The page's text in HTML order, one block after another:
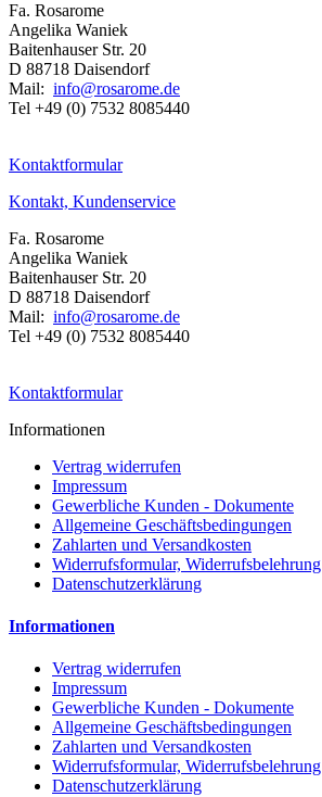
Fa. Rosarome
Angelika Waniek
Baitenhauser Str. 20
D 88718 Daisendorf
Mail: info@rosarome.de
Tel +49 (0) 7532 8085440
Kontaktformular
Kontakt, Kundenservice
Fa. Rosarome
Angelika Waniek
Baitenhauser Str. 20
D 88718 Daisendorf
Mail: info@rosarome.de
Tel +49 (0) 7532 8085440
Kontaktformular
Informationen
Vertrag widerrufen
Impressum
Gewerbliche Kunden - Dokumente
Allgemeine Geschäftsbedingungen
Zahlarten und Versandkosten
Widerrufsformular, Widerrufsbelehrung
Datenschutzerklärung
Informationen
Vertrag widerrufen
Impressum
Gewerbliche Kunden - Dokumente
Allgemeine Geschäftsbedingungen
Zahlarten und Versandkosten
Widerrufsformular, Widerrufsbelehrung
Datenschutzerklärung